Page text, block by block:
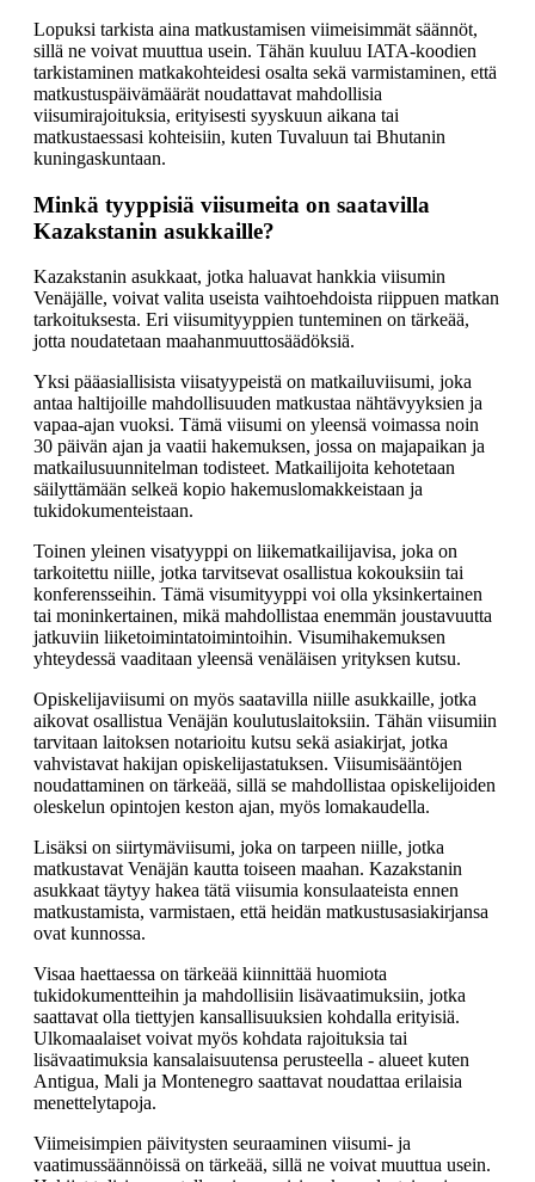
Lopuksi tarkista aina matkustamisen viimeisimmät säännöt,
sillä ne voivat muuttua usein. Tähän kuuluu IATA-koodien
tarkistaminen matkakohteidesi osalta sekä varmistaminen, että
matkustuspäivämäärät noudattavat mahdollisia
viisumirajoituksia, erityisesti syyskuun aikana tai
matkustaessasi kohteisiin, kuten Tuvaluun tai Bhutanin
kuningaskuntaan.
Minkä tyyppisiä viisumeita on saatavilla
Kazakstanin asukkaille?
Kazakstanin asukkaat, jotka haluavat hankkia viisumin
Venäjälle, voivat valita useista vaihtoehdoista riippuen matkan
tarkoituksesta. Eri viisumityyppien tunteminen on tärkeää,
jotta noudatetaan maahanmuuttosäädöksiä.
Yksi pääasiallisista viisatyypeistä on matkailuviisumi, joka
antaa haltijoille mahdollisuuden matkustaa nähtävyyksien ja
vapaa-ajan vuoksi. Tämä viisumi on yleensä voimassa noin
30 päivän ajan ja vaatii hakemuksen, jossa on majapaikan ja
matkailusuunnitelman todisteet. Matkailijoita kehotetaan
säilyttämään selkeä kopio hakemuslomakkeistaan ja
tukidokumenteistaan.
Toinen yleinen visatyyppi on liikematkailijavisa, joka on
tarkoitettu niille, jotka tarvitsevat osallistua kokouksiin tai
konferensseihin. Tämä visumityyppi voi olla yksinkertainen
tai moninkertainen, mikä mahdollistaa enemmän joustavuutta
jatkuviin liiketoimintatoimintoihin. Visumihakemuksen
yhteydessä vaaditaan yleensä venäläisen yrityksen kutsu.
Opiskelijaviisumi on myös saatavilla niille asukkaille, jotka
aikovat osallistua Venäjän koulutuslaitoksiin. Tähän viisumiin
tarvitaan laitoksen notarioitu kutsu sekä asiakirjat, jotka
vahvistavat hakijan opiskelijastatuksen. Viisumisääntöjen
noudattaminen on tärkeää, sillä se mahdollistaa opiskelijoiden
oleskelun opintojen keston ajan, myös lomakaudella.
Lisäksi on siirtymäviisumi, joka on tarpeen niille, jotka
matkustavat Venäjän kautta toiseen maahan. Kazakstanin
asukkaat täytyy hakea tätä viisumia konsulaateista ennen
matkustamista, varmistaen, että heidän matkustusasiakirjansa
ovat kunnossa.
Visaa haettaessa on tärkeää kiinnittää huomiota
tukidokumentteihin ja mahdollisiin lisävaatimuksiin, jotka
saattavat olla tiettyjen kansallisuuksien kohdalla erityisiä.
Ulkomaalaiset voivat myös kohdata rajoituksia tai
lisävaatimuksia kansalaisuutensa perusteella - alueet kuten
Antigua, Mali ja Montenegro saattavat noudattaa erilaisia
menettelytapoja.
Viimeisimpien päivitysten seuraaminen viisumi- ja
vaatimussäännöissä on tärkeää, sillä ne voivat muuttua usein.